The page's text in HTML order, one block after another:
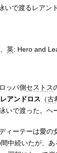
いで渡るレアン
、 英: Hero and
ッパ側セストス
レアンドロス （古
で渡った。ヘ
ィーテーは愛
中続いたが、